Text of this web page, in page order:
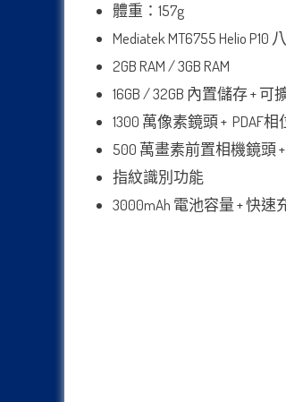
體重：157g
Mediatek MT6755 Helio P10
2GB RAM / 3GB RAM
16GB / 32GB 內置儲存 + 可
1300 萬像素鏡頭 + PDAF
500 萬畫素前置相機鏡頭
指紋識別功能
3000mAh 電池容量 + 快速